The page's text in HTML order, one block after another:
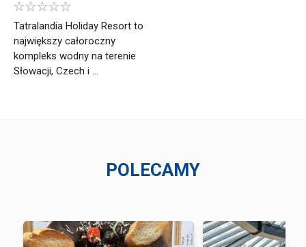
Tatralandia Holiday Resort to
największy całoroczny
kompleks wodny na terenie
Słowacji, Czech i ...
POLECAMY